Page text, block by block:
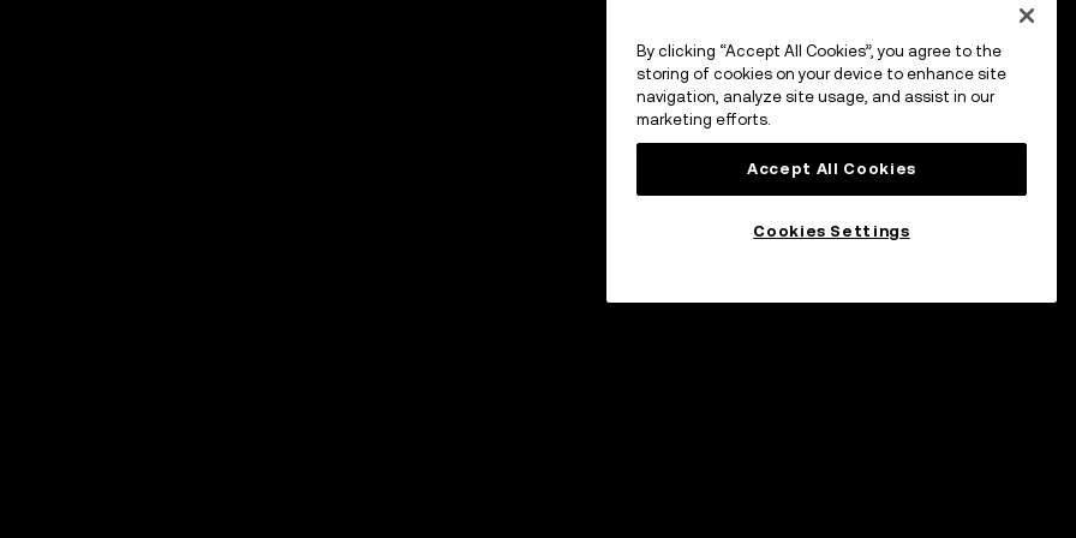
By clicking “Accept All Cookies”, you agree to the
storing of cookies on your device to enhance site
navigation, analyze site usage, and assist in our
marketing efforts.
Accept All Cookies
Cookies Settings